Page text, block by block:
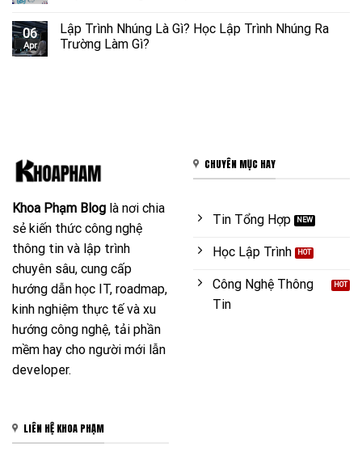
06
Apr
Lập Trình Nhúng Là Gì? Học Lập Trình Nhúng Ra
Trường Làm Gì?
Khoa Phạm Blog là nơi chia
sẻ kiến thức công nghệ
thông tin và lập trình
chuyên sâu, cung cấp
hướng dẫn học IT, roadmap,
kinh nghiệm thực tế và xu
hướng công nghệ, tải phần
mềm hay cho người mới lẫn
developer.
CHUYÊN MỤC HAY
Tin Tổng Hợp
Học Lập Trình
Công Nghệ Thông
Tin
LIÊN HỆ KHOA PHẠM